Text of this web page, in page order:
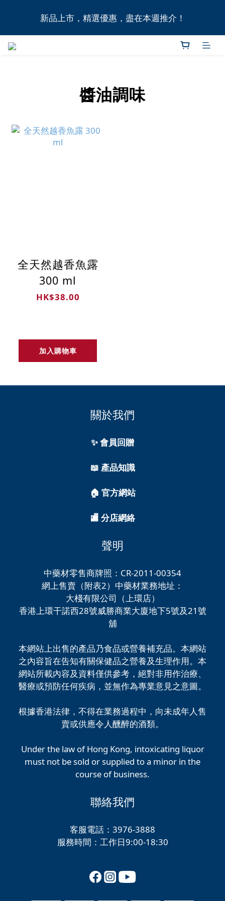
全港11間門市自取無門檻，買滿HK$1,000即享本地免
費送貨上門服務！
新品上市，精選優惠，盡在本週推介！
全港11間門市自取無門檻，買滿HK$1,000即享本地免
醬油調味
全天然越香魚露
300 ml
HK$38.00
加入購物車
關於我們
✨ 會員回贈
📖 產品知識
🏠 官方網站
🏬 分店網絡
聲明
中藥材零售商牌照：CR-2011-00354
網上售賣（附表2）中藥材業務地址：
大棧有限公司（上環店）
香港上環干諾西28號威勝商業大廈地下5號及21號
舖
本網站上出售的產品乃食品或營養補充品。本網站
之內容旨在告知有關保健品之營養及生理作用。本
網站所載內容及資料僅供參考，絕對非用作治療、
醫療或預防任何疾病，並無作為專業意見之意圖。
根據香港法律，不得在業務過程中，向未成年人售
賣或供應令人醺醉的酒類。
Under the law of Hong Kong, intoxicating liquor
must not be sold or supplied to a minor in the
course of business.
聯絡我們
客服電話：3976-3888
服務時間：工作日9:00-18:30